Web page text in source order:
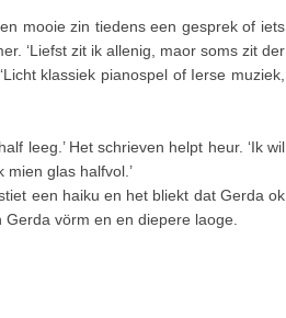
mooie zin tiedens een gesprek of iets
‘Liefst zit ik allenig, maor soms zit der
klassiek pianospel of Ierse muziek,
leeg.’ Het schrieven helpt heur. ‘Ik wil
glas halfvol.’
een haiku en het bliekt dat Gerda ok
vörm en en diepere laoge.